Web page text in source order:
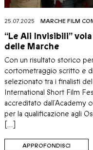
25.07.2025 MARCHE FILM
“Le Ali Invisibili”
delle Marche
Con un risultato storico
cortometraggio scritto e
selezionato tra i finalisti
International Short Film
accreditato dall’Academy
per la qualificazione agli
[…]
APPROFONDISCI